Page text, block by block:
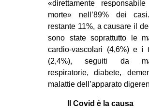
«direttamente
morte» nell’89% dei
restante 11%, a causare il
sono state soprattutto le
cardio-vascolari (4,6%) e i
(2,4%), seguiti da
respiratorie, diabete,
malattie dell’apparato
Il Covid è la causa